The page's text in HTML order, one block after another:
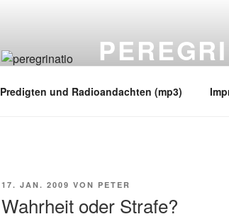
Predigten und Radioandachten (mp3)
VERÖFFENTLICHT
17. JAN. 2009 VON PETER
Wahrheit oder Strafe?